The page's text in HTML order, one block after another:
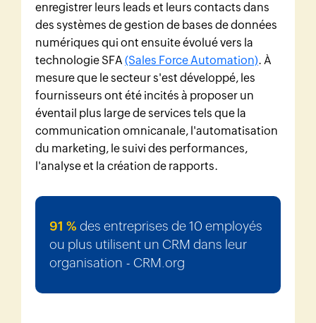
enregistrer leurs leads et leurs contacts dans
des systèmes de gestion de bases de données
numériques qui ont ensuite évolué vers la
technologie SFA (Sales Force Automation). À
mesure que le secteur s'est développé, les
fournisseurs ont été incités à proposer un
éventail plus large de services tels que la
communication omnicanale, l'automatisation
du marketing, le suivi des performances,
l'analyse et la création de rapports.
91 % des entreprises de 10 employés
ou plus utilisent un CRM dans leur
organisation - CRM.org